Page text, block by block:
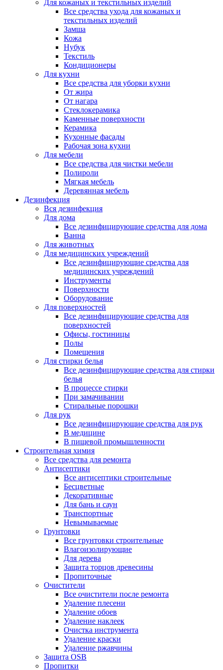
Для кожаных и текстильных изделий
Все средства ухода для кожаных и
текстильных изделий
Замша
Кожа
Нубук
Текстиль
Кондиционеры
Для кухни
Все средства для уборки кухни
От жира
От нагара
Стеклокерамика
Каменные поверхности
Керамика
Кухонные фасады
Рабочая зона кухни
Для мебели
Все средства для чистки мебели
Полироли
Мягкая мебель
Деревянная мебель
Дезинфекция
Вся дезинфекция
Для дома
Все дезинфицирующие средства для дома
Ванна
Для животных
Для медицинских учреждений
Все дезинфицирующие средства для
медицинских учреждений
Инструменты
Поверхности
Оборудование
Для поверхностей
Все дезинфицирующие средства для
поверхностей
Офисы, гостиницы
Полы
Помещения
Для стирки белья
Все дезинфицирующие средства для стирки
белья
В процессе стирки
При замачивании
Стиральные порошки
Для рук
Все дезинфицирующие средства для рук
В медицине
В пищевой промышленности
Строительная химия
Все средства для ремонта
Антисептики
Все антисептики строительные
Бесцветные
Декоративные
Для бань и саун
Транспортные
Невымываемые
Грунтовки
Все грунтовки строительные
Влагоизолирующие
Для дерева
Защита торцов древесины
Пропиточные
Очистители
Все очистители после ремонта
Удаление плесени
Удаление обоев
Удаление наклеек
Очистка инструмента
Удаление краски
Удаление ржавчины
Защита OSB
Пропитки